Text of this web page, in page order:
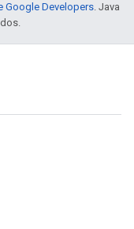
Google Developers. Java